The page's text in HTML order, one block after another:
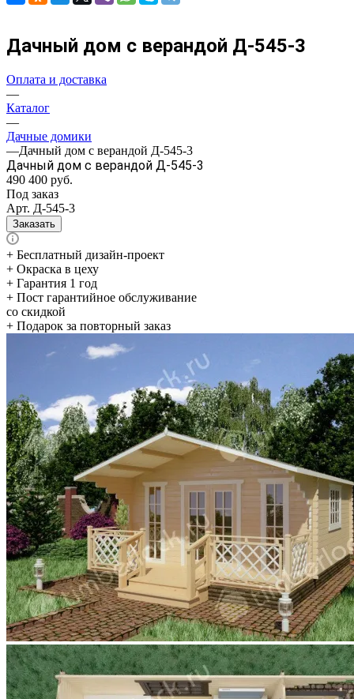
Дачный дом с верандой Д-545-3
Оплата и доставка
—
Каталог
—
Дачные домики
—Дачный дом с верандой Д-545-3
Дачный дом с верандой Д-545-3
490 400 руб.
Под заказ
Арт. Д-545-3
Заказать
+ Бесплатный дизайн-проект
+ Окраска в цеху
+ Гарантия 1 год
+ Пост гарантийное обслуживание
со скидкой
+ Подарок за повторный заказ